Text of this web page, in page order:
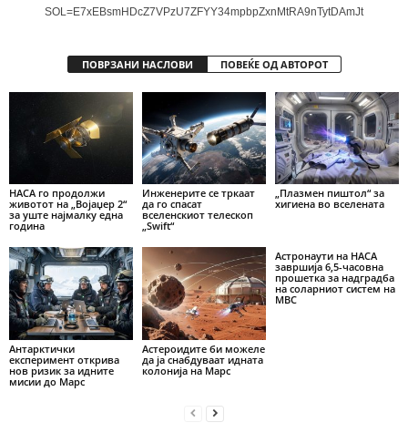
SOL=E7xEBsmHDcZ7VPzU7ZFYY34mpbpZxnMtRA9nTytDAmJt
ПОВРЗАНИ НАСЛОВИ ПОВЕЌЕ ОД АВТОРОТ
НАСА го продолжи
животот на „Војаџер 2“
за уште најмалку една
година
Инженерите се тркаат
да го спасат
вселенскиот телескоп
„Swift“
„Плазмен пиштол“ за
хигиена во вселената
Антарктички
експеримент открива
нов ризик за идните
мисии до Марс
Астероидите би можеле
да ја снабдуваат идната
колонија на Марс
Астронаути на НАСА
завршија 6,5-часовна
прошетка за надградба
на соларниот систем на
МВС